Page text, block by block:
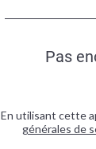
Pas
En utilisant cette
générales de